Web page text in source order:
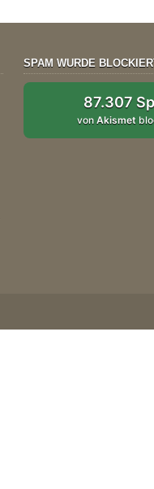
SPAM WURDE
87.307
vonAkismet